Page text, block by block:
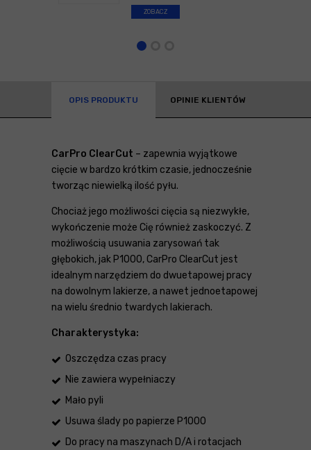
ZOBACZ
OPIS PRODUKTU OPINIE KLIENTÓW
CarPro ClearCut – zapewnia wyjątkowe
cięcie w bardzo krótkim czasie, jednocześnie
tworząc niewielką ilość pyłu.
Chociaż jego możliwości cięcia są niezwykłe,
wykończenie może Cię również zaskoczyć. Z
możliwością usuwania zarysowań tak
głębokich, jak P1000, CarPro ClearCut jest
idealnym narzędziem do dwuetapowej pracy
na dowolnym lakierze, a nawet jednoetapowej
na wielu średnio twardych lakierach.
Charakterystyka:
Oszczędza czas pracy
Nie zawiera wypełniaczy
Mało pyli
Usuwa ślady po papierze P1000
Do pracy na maszynach D/A i rotacjach